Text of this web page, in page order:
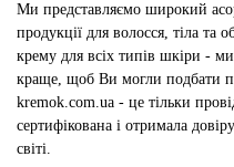
Ми представляємо широкий
продукції для волосся, тіла та
крему для всіх типів шкіри -
краще, щоб Ви могли подбати
kremok.com.ua - це тільки
сертифікована і отримала
світі.